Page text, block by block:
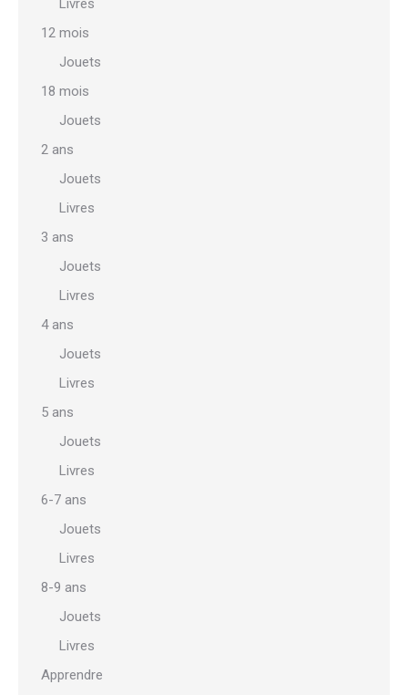
12 mois
Jouets
18 mois
Jouets
2 ans
Jouets
Livres
3 ans
Jouets
Livres
4 ans
Jouets
Livres
5 ans
Jouets
Livres
6-7 ans
Jouets
Livres
8-9 ans
Jouets
Livres
Apprendre